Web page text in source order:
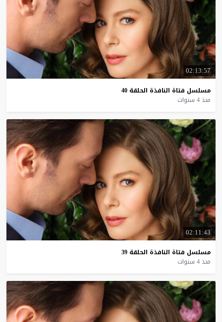
02:13:57
مسلسل فتاة النافذة الحلقة 40
منذ 4 سنوات
02:11:43
مسلسل فتاة النافذة الحلقة 39
منذ 4 سنوات